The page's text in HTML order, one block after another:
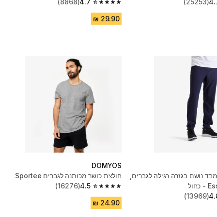
(25253)
4.7
4.7 out of 5 stars from 8868 reviews
(8868)
נושם בגזרה רגילה לגברים,
(13969)
DOMYOS
חולצת כושר מכותנה לגברים Sportee
4.5
4.5 out of 5 stars from 16276 reviews
(16276)